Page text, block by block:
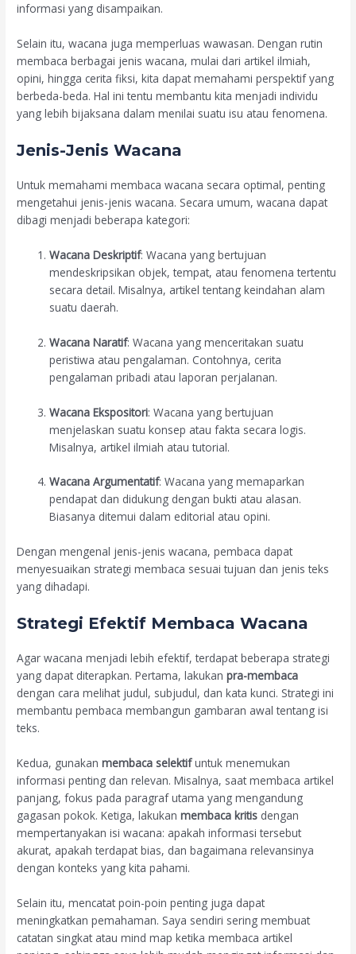
informasi yang disampaikan.
Selain itu, wacana juga memperluas wawasan. Dengan rutin
membaca berbagai jenis wacana, mulai dari artikel ilmiah,
opini, hingga cerita fiksi, kita dapat memahami perspektif yang
berbeda-beda. Hal ini tentu membantu kita menjadi individu
yang lebih bijaksana dalam menilai suatu isu atau fenomena.
Jenis-Jenis Wacana
Untuk memahami membaca wacana secara optimal, penting
mengetahui jenis-jenis wacana. Secara umum, wacana dapat
dibagi menjadi beberapa kategori:
Wacana Deskriptif: Wacana yang bertujuan
mendeskripsikan objek, tempat, atau fenomena tertentu
secara detail. Misalnya, artikel tentang keindahan alam
suatu daerah.
Wacana Naratif: Wacana yang menceritakan suatu
peristiwa atau pengalaman. Contohnya, cerita
pengalaman pribadi atau laporan perjalanan.
Wacana Ekspositori: Wacana yang bertujuan
menjelaskan suatu konsep atau fakta secara logis.
Misalnya, artikel ilmiah atau tutorial.
Wacana Argumentatif: Wacana yang memaparkan
pendapat dan didukung dengan bukti atau alasan.
Biasanya ditemui dalam editorial atau opini.
Dengan mengenal jenis-jenis wacana, pembaca dapat
menyesuaikan strategi membaca sesuai tujuan dan jenis teks
yang dihadapi.
Strategi Efektif Membaca Wacana
Agar wacana menjadi lebih efektif, terdapat beberapa strategi
yang dapat diterapkan. Pertama, lakukanpra-membaca
dengan cara melihat judul, subjudul, dan kata kunci. Strategi ini
membantu pembaca membangun gambaran awal tentang isi
teks.
Kedua, gunakanmembaca selektifuntuk menemukan
informasi penting dan relevan. Misalnya, saat membaca artikel
panjang, fokus pada paragraf utama yang mengandung
gagasan pokok. Ketiga, lakukanmembaca kritis dengan
mempertanyakan isi wacana: apakah informasi tersebut
akurat, apakah terdapat bias, dan bagaimana relevansinya
dengan konteks yang kita pahami.
Selain itu, mencatat poin-poin penting juga dapat
meningkatkan pemahaman. Saya sendiri sering membuat
catatan singkat atau mind map ketika membaca artikel